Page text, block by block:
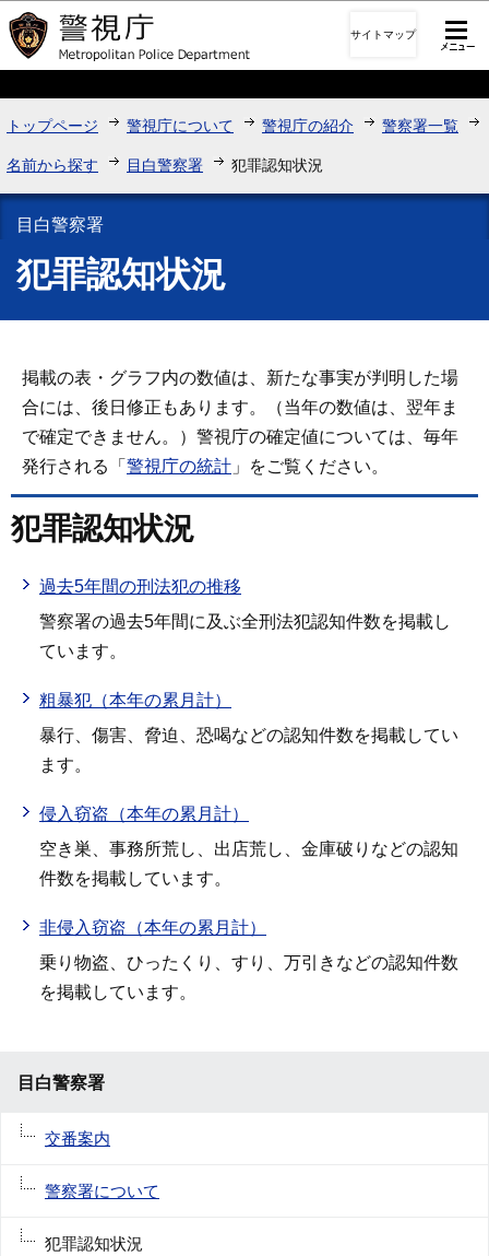
このページの本文へ移動
サイトマップ
トップページ 警視庁について 警視庁の紹介 警察署一覧
名前から探す 目白警察署 犯罪認知状況
目白警察署
犯罪認知状況
掲載の表・グラフ内の数値は、新たな事実が判明した場
合には、後日修正もあります。（当年の数値は、翌年ま
で確定できません。）警視庁の確定値については、毎年
発行される「 警視庁の統計 」をご覧ください。
犯罪認知状況
過去5年間の刑法犯の推移
警察署の過去5年間に及ぶ全刑法犯認知件数を掲載し
ています。
粗暴犯（本年の累月計）
暴行、傷害、脅迫、恐喝などの認知件数を掲載してい
ます。
侵入窃盗（本年の累月計）
空き巣、事務所荒し、出店荒し、金庫破りなどの認知
件数を掲載しています。
非侵入窃盗（本年の累月計）
乗り物盗、ひったくり、すり、万引きなどの認知件数
を掲載しています。
目白警察署
交番案内
警察署について
犯罪認知状況